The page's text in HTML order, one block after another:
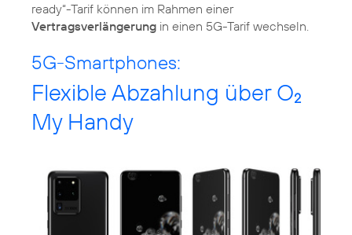
ready“-Tarif können im Rahmen einer
Vertragsverlängerung in einen 5G-Tarif wechseln.
5G-Smartphones:
Flexible Abzahlung über O2
My Handy